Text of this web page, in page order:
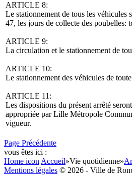
ARTICLE 8:
Le stationnement de tous les véhicules
47, les jours de collecte des poubelles:
ARTICLE 9:
La circulation et le stationnement de
ARTICLE 10:
Le stationnement des véhicules de
ARTICLE 11:
Les dispositions du présent arrêté
appropriée par Lille Métropole
vigueur.
Page Précédente
vous êtes ici :
Home icon Accueil»Vie quotidienne»
Mentions légales © 2026 - Ville de